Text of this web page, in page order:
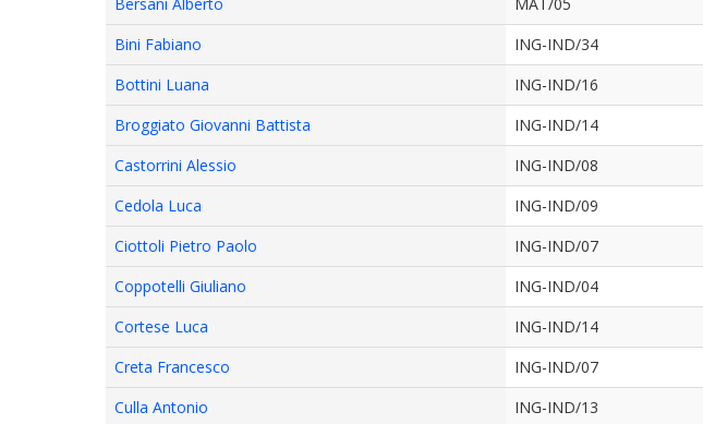
Bini Fabiano
ING-IND/34
Bottini Luana
ING-IND/16
Broggiato Giovanni Battista
ING-IND/14
Castorrini Alessio
ING-IND/08
Cedola Luca
ING-IND/09
Ciottoli Pietro Paolo
ING-IND/07
Coppotelli Giuliano
ING-IND/04
Cortese Luca
ING-IND/14
Creta Francesco
ING-IND/07
Culla Antonio
ING-IND/13